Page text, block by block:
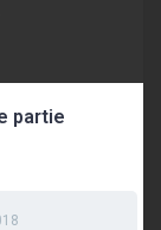
partie